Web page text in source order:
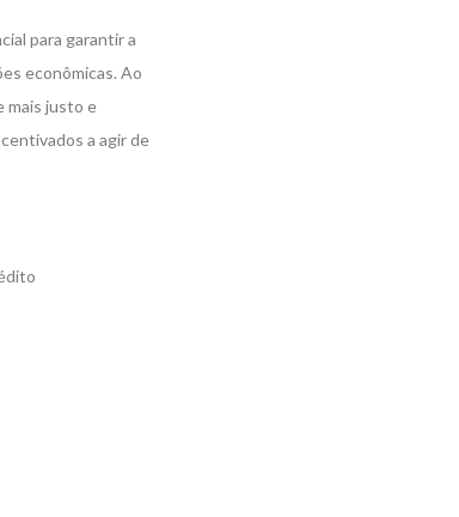
para garantir a
econômicas. Ao
mais justo e
a agir de